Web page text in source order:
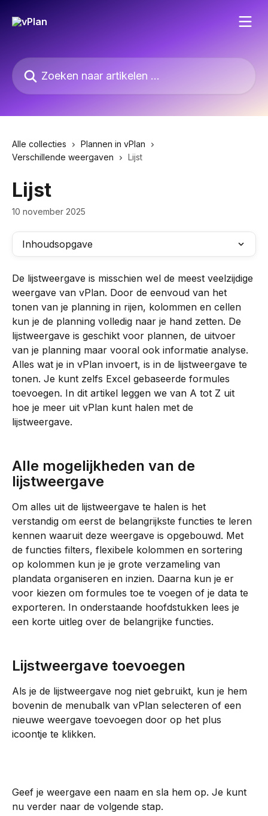
Zoeken naar artikelen ...
Alle collecties
Plannen in vPlan
Verschillende weergaven
Lijst
Lijst
10 november 2025
Inhoudsopgave
De lijstweergave is misschien wel de meest veelzijdige
weergave van vPlan. Door de eenvoud van het
tonen van je planning in rijen, kolommen en cellen
kun je de planning volledig naar je hand zetten. De
lijstweergave is geschikt voor plannen, de uitvoer
van je planning maar vooral ook informatie analyse.
Alles wat je in vPlan invoert, is in de lijstweergave te
tonen. Je kunt zelfs Excel gebaseerde formules
toevoegen. In dit artikel leggen we van A tot Z uit
hoe je meer uit vPlan kunt halen met de
lijstweergave.
Alle mogelijkheden van de
lijstweergave
Om alles uit de lijstweergave te halen is het
verstandig om eerst de belangrijkste functies te leren
kennen waaruit deze weergave is opgebouwd. Met
de functies filters, flexibele kolommen en sortering
op kolommen kun je je grote verzameling van
plandata organiseren en inzien. Daarna kun je er
voor kiezen om formules toe te voegen of je data te
exporteren. In onderstaande hoofdstukken lees je
een korte uitleg over de belangrijke functies.
Lijstweergave toevoegen
Als je de lijstweergave nog niet gebruikt, kun je hem
bovenin de menubalk van vPlan selecteren of een
nieuwe weergave toevoegen door op het plus
icoontje te klikken.
Geef je weergave een naam en sla hem op. Je kunt
nu verder naar de volgende stap.